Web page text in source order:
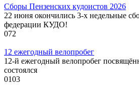
Сборы Пензенских кудоистов 2026
22 июня окончились 3-х недельные
федерации КУДО!
072
12 ежегодный велопробег
12-й ежегодный велопробег
состоялся
0103